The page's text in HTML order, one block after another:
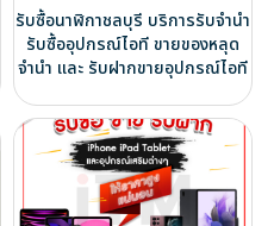
รับซื้อนาฬิกาชลบุรี บริการรับจำนำ
รับซื้ออุปกรณ์ไอที ขายของหลุด
จำนำ และ รับฝากขายอุปกรณ์ไอที